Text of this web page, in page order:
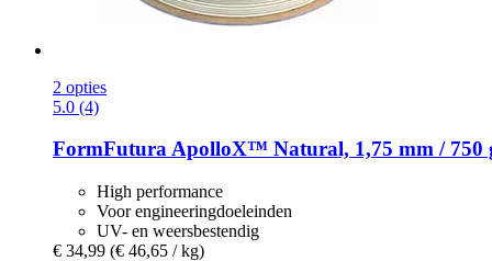
2 opties
5.0 (4)
FormFuturaApolloX™ Natural, 1,75 mm / 750
High performance
Voor engineeringdoeleinden
UV- en weersbestendig
€ 34,99 (€ 46,65 / kg)